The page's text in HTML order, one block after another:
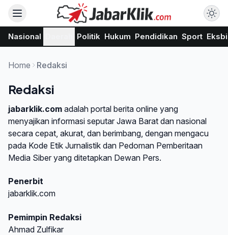
Nasional Politik Hukum Pendidikan Sport
Home Redaksi
Redaksi
jabarklik.com adalah portal berita online yang
menyajikan informasi seputar Jawa Barat dan nasional
secara cepat, akurat, dan berimbang, dengan mengacu
pada Kode Etik Jurnalistik dan Pedoman Pemberitaan
Media Siber yang ditetapkan Dewan Pers.
Penerbit
jabarklik.com
Pemimpin Redaksi
Ahmad Zulfikar